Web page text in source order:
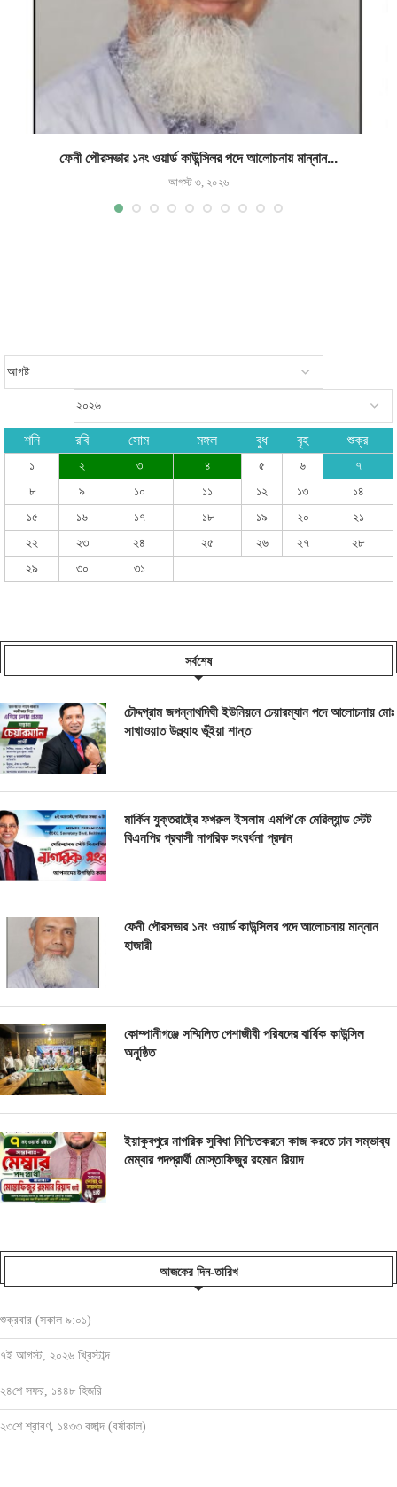
ফেনী পৌরসভার ১নং ওয়ার্ড কাউন্সিলর পদে আলোচনায় মান্নান...
আগস্ট ৩, ২০২৬
শনি রবি সোম মঙ্গল বুধ বৃহ শুক্র
১ ২ ৩ ৪ ৫ ৬
৭
৮
৯ ১০ ১১ ১২ ১৩
১৪
১৫
১৬ ১৭ ১৮ ১৯ ২০
২১
২২
২৩ ২৪ ২৫ ২৬ ২৭
২৮
২৯
৩০ ৩১
সর্বশেষ
চৌদ্দগ্রাম জগন্নাথদিঘী ইউনিয়নে চেয়ারম্যান পদে আলোচনায় মোঃ
সাখাওয়াত উল্ল্যাহ ভূঁইয়া শান্ত
মার্কিন যুক্তরাষ্ট্রে ফখরুল ইসলাম এমপি’কে মেরিল্যান্ড স্টেট
বিএনপির প্রবাসী নাগরিক সংবর্ধনা প্রদান
ফেনী পৌরসভার ১নং ওয়ার্ড কাউন্সিলর পদে আলোচনায় মান্নান
হাজারী
কোম্পানীগঞ্জে সম্মিলিত পেশাজীবী পরিষদের বার্ষিক কাউন্সিল
অনুষ্ঠিত
ইয়াকুবপুরে নাগরিক সুবিধা নিশ্চিতকরনে কাজ করতে চান সম্ভাব্য
মেম্বার পদপ্রার্থী মোস্তাফিজুর রহমান রিয়াদ
আজকের দিন-তারিখ
শুক্রবার (সকাল ৯:০১)
৭ই আগস্ট, ২০২৬ খ্রিস্টাব্দ
২৪শে সফর, ১৪৪৮ হিজরি
২৩শে শ্রাবণ, ১৪৩৩ বঙ্গাব্দ (বর্ষাকাল)